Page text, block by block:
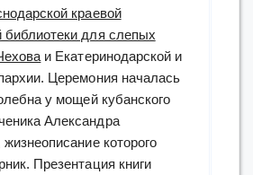
краевой
библиотеки для слепых
и Екатеринодарской и
Церемония началась
у мощей кубанского
Александра
жизнеописание которого
Презентация книги